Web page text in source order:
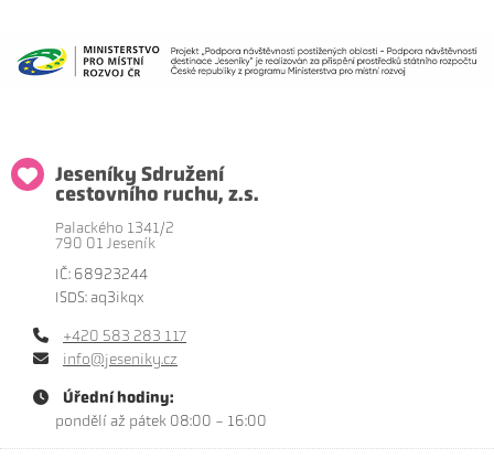
Jeseníky Sdružení
cestovního ruchu, z.s.
Palackého 1341/2
790 01 Jeseník
IČ: 68923244
ISDS: aq3ikqx
+420 583 283 117
info@jeseniky.cz
Úřední hodiny:
pondělí až pátek 08:00 - 16:00